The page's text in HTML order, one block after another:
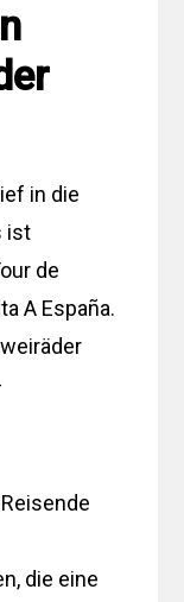
in die
ist
de
A España.
die eine